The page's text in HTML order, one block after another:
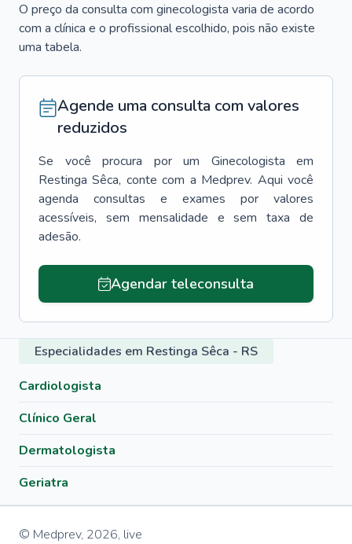
O preço da consulta com ginecologista varia de acordo
com a clínica e o profissional escolhido, pois não existe
uma tabela.
Agende uma consulta com valores
reduzidos
Se você procura por um Ginecologista
em
Restinga Sêca, conte com a Medprev. Aqui você
agenda consultas e exames por valores
acessíveis, sem mensalidade e sem taxa de
adesão.
Agendar teleconsulta
Especialidades em Restinga Sêca - RS
Cardiologista
Clínico Geral
Dermatologista
Geriatra
© Medprev, 2026, live